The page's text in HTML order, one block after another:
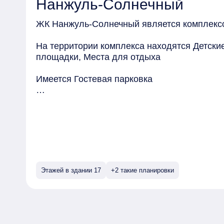
"Нанжуль-Солнечном" строится дорога,
Солнечным и районом Северный. Развязка
Нанжуль-Солнечный
ЖК Нанжуль-Солнечный является
На территории комплекса находятся
площадки, Места для отдыха
Имеется Гостевая парковка
Этажей в здании 17 +2 такие планировки